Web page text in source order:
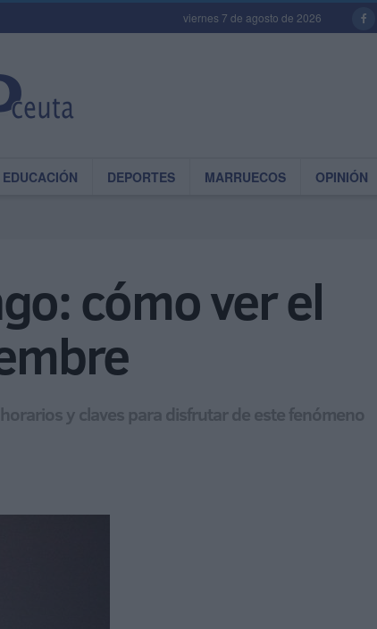
viernes 7 de agosto de 2026
EDUCACIÓN DEPORTES MARRUECOS OPINIÓN
cómo ver el
y claves para disfrutar de este fenómeno